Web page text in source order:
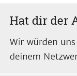
Hat dir der
Wir würden
deinem